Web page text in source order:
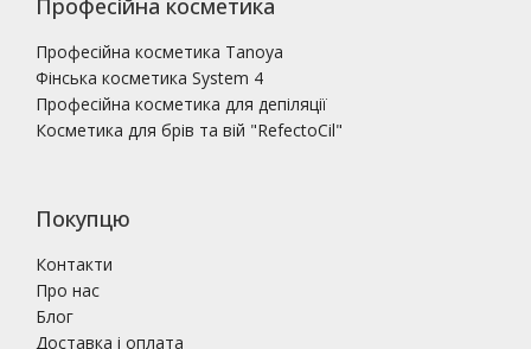
Професійна косметика
Професійна косметика Tanoya
Фінська косметика System 4
Професійна косметика для депіляції
Косметика для брів та вій "RefectoCil"
Покупцю
Контакти
Про нас
Блог
Доставка і оплата